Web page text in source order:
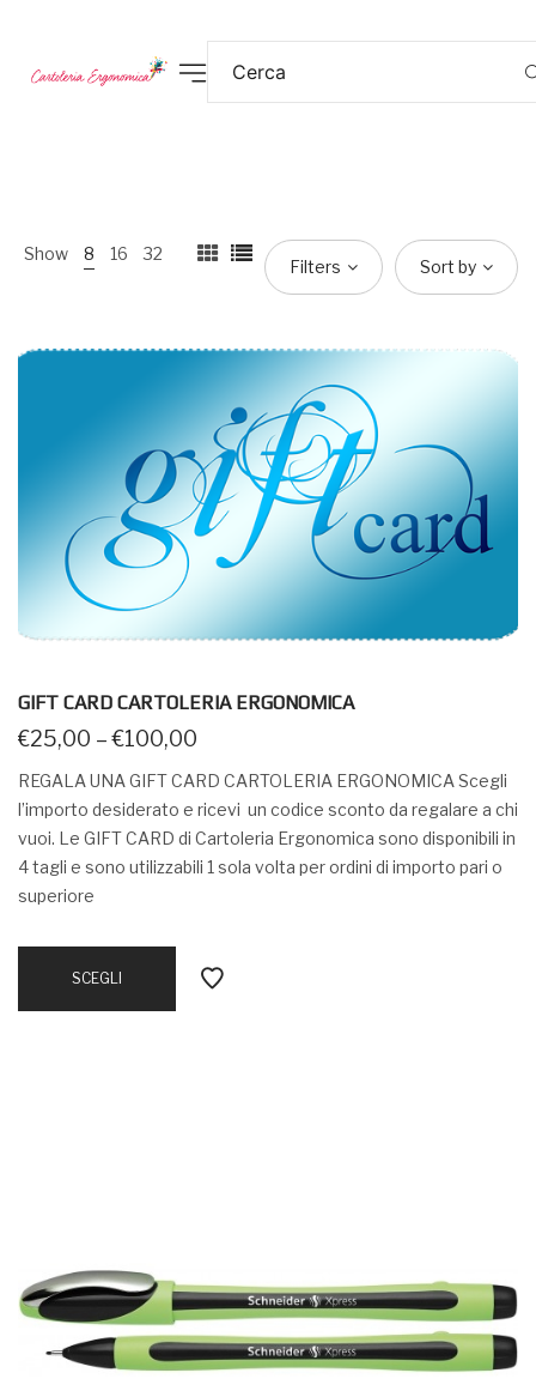
Show 8 16 32
Filters Sort by
GIFT CARD CARTOLERIA ERGONOMICA
€25,00 –€100,00
REGALA UNA GIFT CARD CARTOLERIA ERGONOMICA Scegli
l’importo desiderato e ricevi un codice sconto da regalare a chi
vuoi. Le GIFT CARD di Cartoleria Ergonomica sono disponibili in
4 tagli e sono utilizzabili 1 sola volta per ordini di importo pari o
superiore
SCEGLI